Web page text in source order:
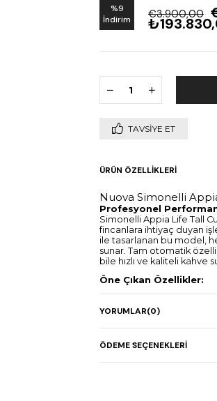
%9
İndirim
€3.900,00
TAVSIYE ET
ÜRÜN ÖZELLIKLERI
Nuova Simonelli
Profesyonel
Simonelli Appia Life Tall
fincanlara ihtiyaç duyan
ile tasarlanan bu model,
sunar. Tam otomatik
bile hızlı ve kaliteli kahve
Öne Çıkan Özellikler:
özellikle latte ve
2 Grup Kapasitesi:
hızlı servis
Tam Otomatik
YORUMLAR(0)
ÖDEME SEÇENEKLERI